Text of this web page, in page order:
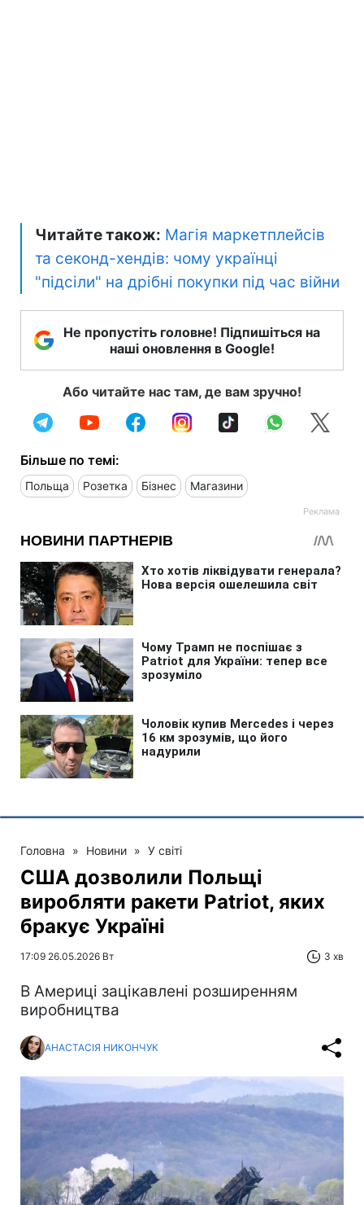
Читайте також: Магія маркетплейсів
та секонд-хендів: чому українці
"підсіли" на дрібні покупки під час війни
Не пропустіть головне! Підпишіться на
наші оновлення в Google!
Або читайте нас там, де вам зручно!
Більше по темі:
Польща Розетка Бізнес Магазини
Головна » Новини » У світі
США дозволили Польщі
виробляти ракети Patriot, яких
бракує Україні
17:09 26.05.2026 Вт 3 хв
В Америці зацікавлені розширенням
виробництва
АНАСТАСІЯ НИКОНЧУК